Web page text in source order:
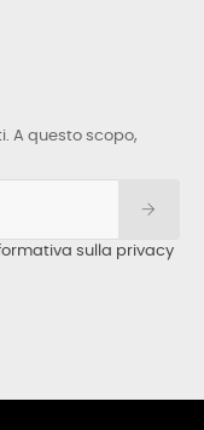
A questo scopo,
sulla privacy